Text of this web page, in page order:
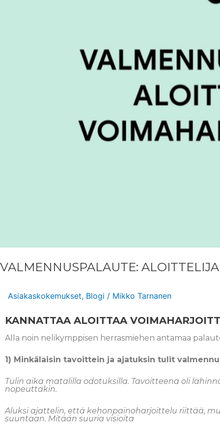
VALMENNUSPALAUTE:
Asiakaskokemukset, Blogi / Mikko Tarnanen
KANNATTAA ALOITTAA
Alla noin nelikymppisen herrasmiehen antamaa
1) Minkälaisin tavoittein ja ajatuksin tulit
Tulin aika matalilla odotuksilla. Tavoitteena oli
nopeuttakin.
Aluksi ajattelin, että kehonpainoharjoittelu riittää,
suuntaan. Mitään suuria visioita